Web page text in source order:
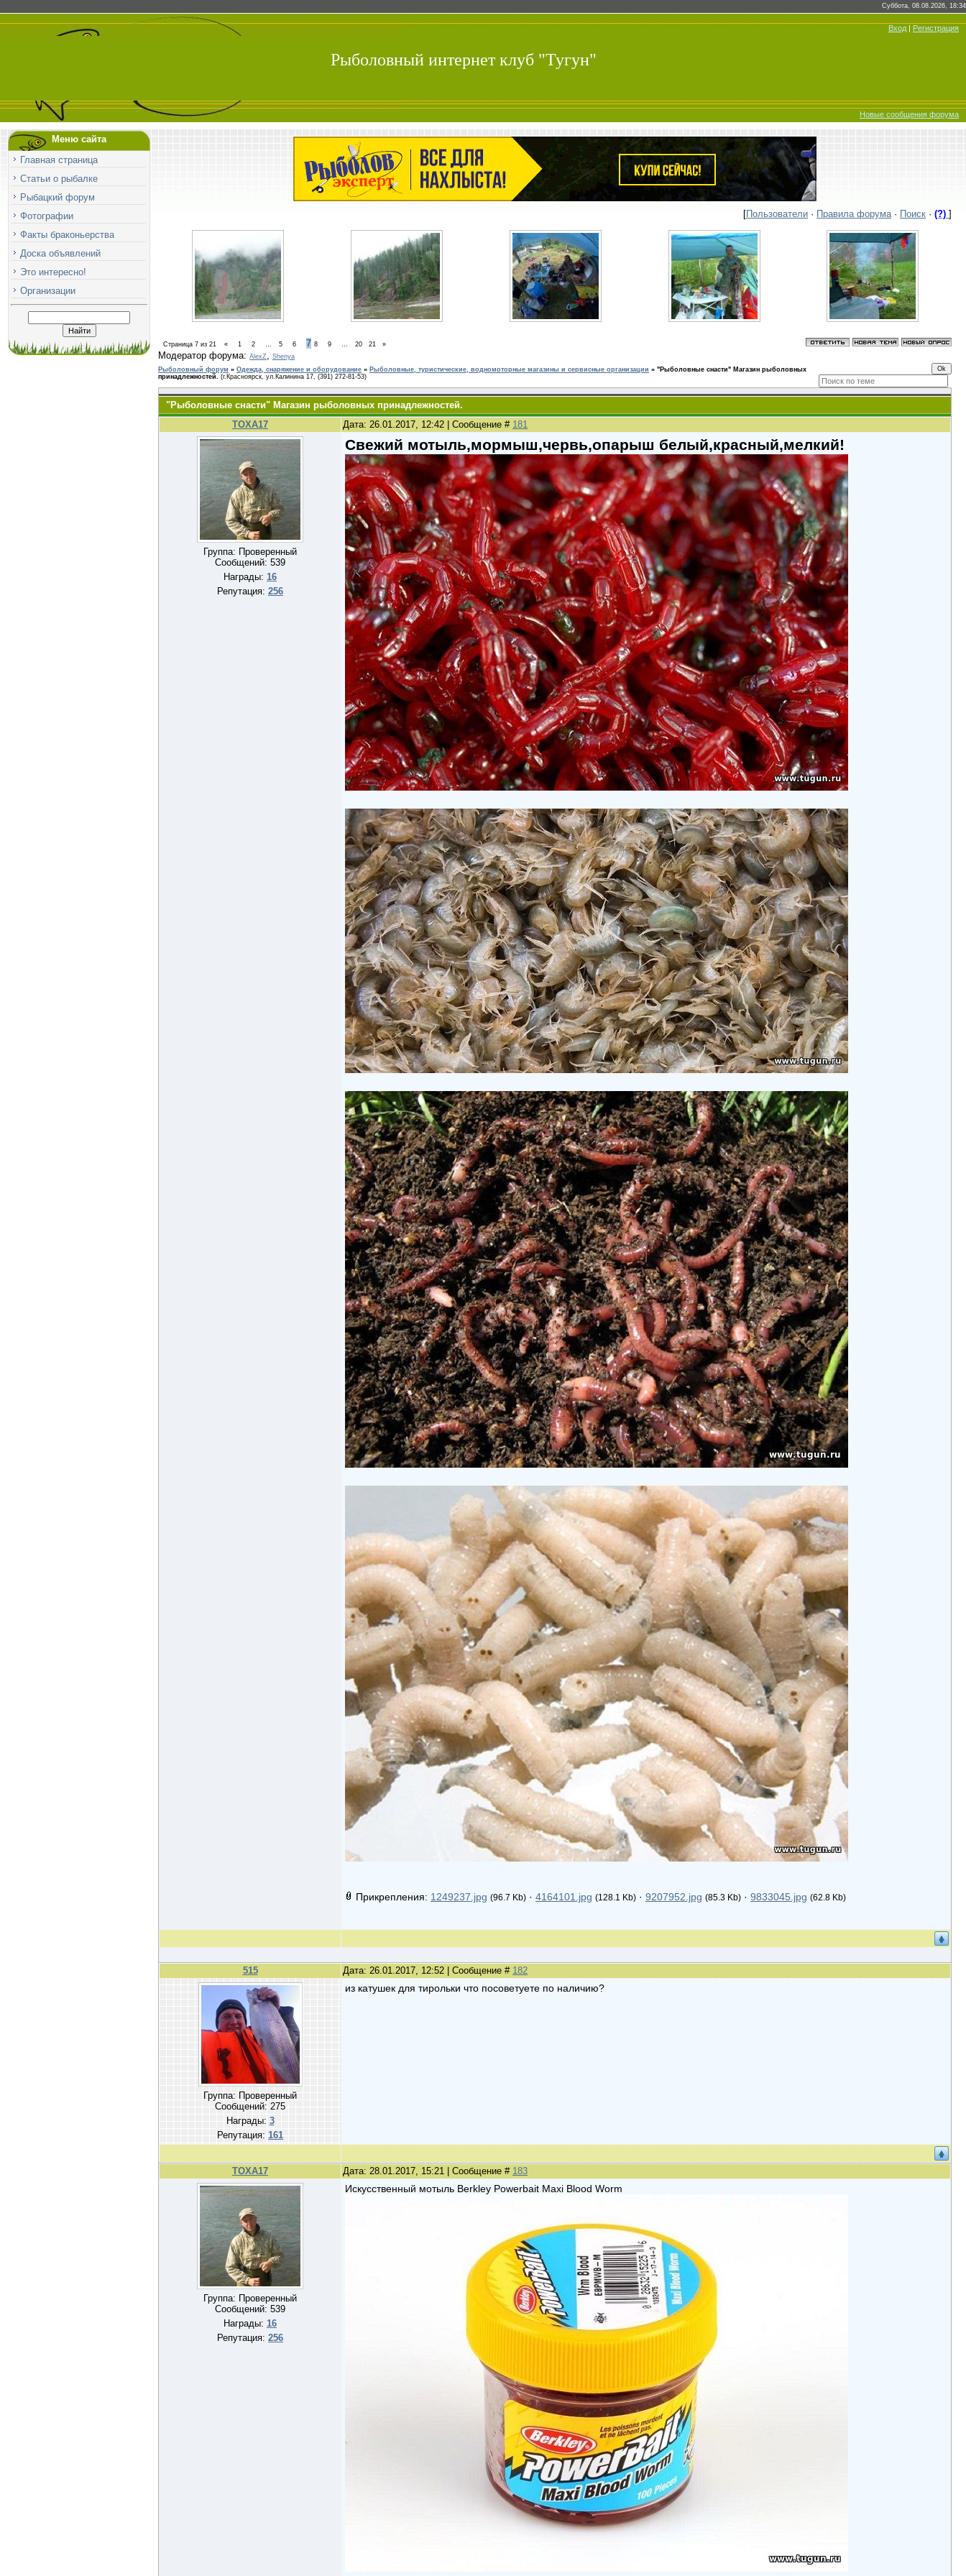
Суббота, 08.08.2026, 18:34
Вход | Регистрация
Рыболовный интернет клуб "Тугун"
Новые сообщения форума
Меню сайта
Главная страница
Статьи о рыбалке
Рыбацкий форум
Фотографии
Факты браконьерства
Доска объявлений
Это интересно!
Организации
[Пользователи · Правила форума· Поиск · (?) ]
Страница 7 из 21 « 1 2 … 5 6 7 8 9 … 20 21 »
Модератор форума: AlexZ, Shenya
Рыболовный форум » Одежда, снаряжение и оборудование » Рыболовные, туристические, водномоторные магазины и сервисные организации » "Рыболовные снасти" Магазин рыболовных
принадлежностей. (г.Красноярск, ул.Калинина 17, (391) 272-81-53)
"Рыболовные снасти" Магазин рыболовных принадлежностей.
TOXA17
Дата: 26.01.2017, 12:42 | Сообщение # 181
Группа: Проверенный
Сообщений: 539
Награды: 16
Репутация: 256
Свежий мотыль,мормыш,червь,опарыш белый,красный,мелкий!
Прикрепления: 1249237.jpg (96.7 Kb) · 4164101.jpg (128.1 Kb) · 9207952.jpg (85.3 Kb) · 9833045.jpg (62.8 Kb)
515 Дата: 26.01.2017, 12:52 | Сообщение # 182
Группа: Проверенный
Сообщений: 275
Награды: 3
Репутация: 161
из катушек для тирольки что посоветуете по наличию?
TOXA17 Дата: 28.01.2017, 15:21 | Сообщение # 183
Группа: Проверенный
Сообщений: 539
Награды: 16
Репутация: 256
Искусственный мотыль Berkley Powerbait Maxi Blood Worm